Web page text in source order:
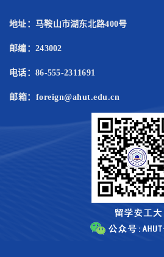
地址：马鞍山市湖东北路400号
邮编：243002
电话：86-555-2311691
邮箱：foreign@ahut.edu.cn